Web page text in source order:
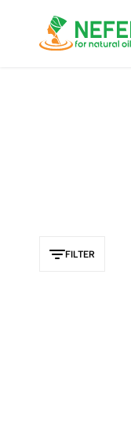
FILTER